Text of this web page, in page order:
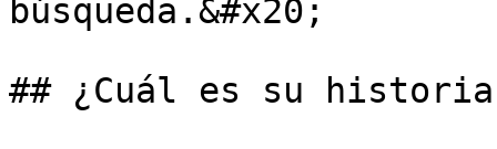
búsqueda.&#x20;
## ¿Cuál es su